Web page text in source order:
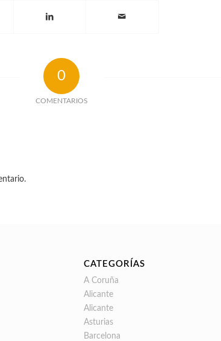
0
COMENTARIOS
CATEGORÍAS
A Coruña
Alicante
Alicante
Asturias
Barcelona